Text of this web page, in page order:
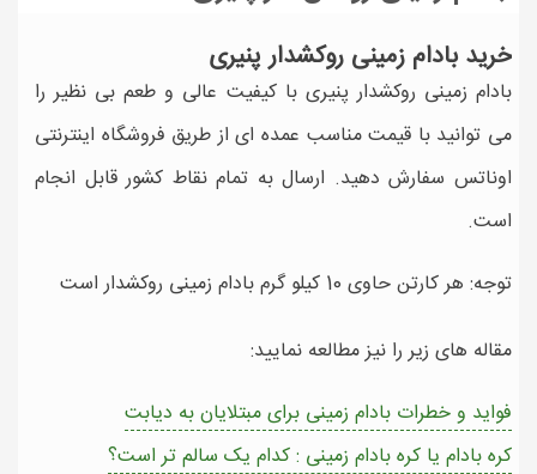
خرید بادام زمینی روکشدار پنیری
بادام زمینی روکشدار پنیری با کیفیت عالی و طعم بی نظیر را
می توانید با قیمت مناسب عمده ای از طریق فروشگاه اینترنتی
اوناتس سفارش دهید. ارسال به تمام نقاط کشور قابل انجام
است.
توجه: هر کارتن حاوی 10 کیلو گرم بادام زمینی روکشدار است
مقاله های زیر را نیز مطالعه نمایید:
فواید و خطرات بادام زمینی برای مبتلایان به دیابت
کره بادام یا کره بادام زمینی : کدام یک سالم تر است؟